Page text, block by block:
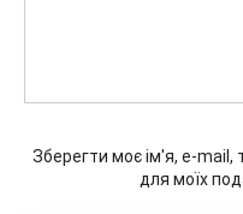
Зберегти моє ім'я, e-mail,
для моїх